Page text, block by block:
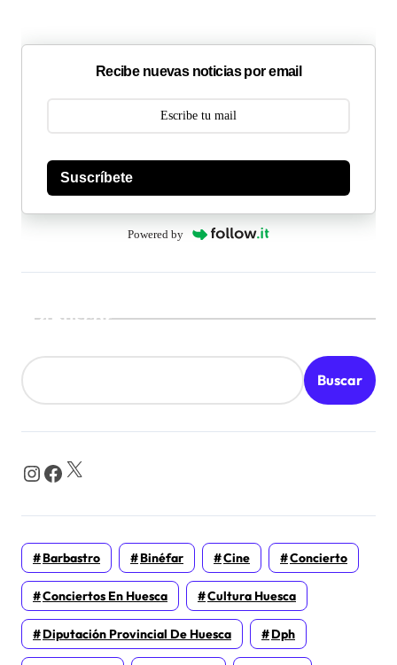
Recibe nuevas noticias por email
Suscríbete
Powered by
Buscar
Buscar
InstagramFacebook X
Barbastro Binéfar Cine Concierto
Conciertos En Huesca Cultura Huesca
Diputación Provincial De Huesca Dph